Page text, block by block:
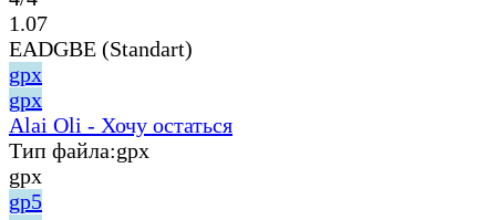
1.07
EADGBE (Standart)
gpx
gpx
Alai Oli - Хочу остаться
Тип файла:gpx
gpx
gp5